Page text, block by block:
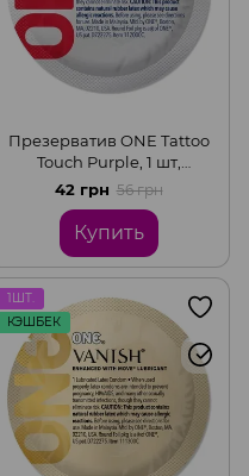
Презерватив ONE Tattoo
Touch Purple, 1 шт,
фиолетовый с рельефом в
виде татуировки
42 грн 56 грн
Купить
1ШТ.
КЭШБЕК